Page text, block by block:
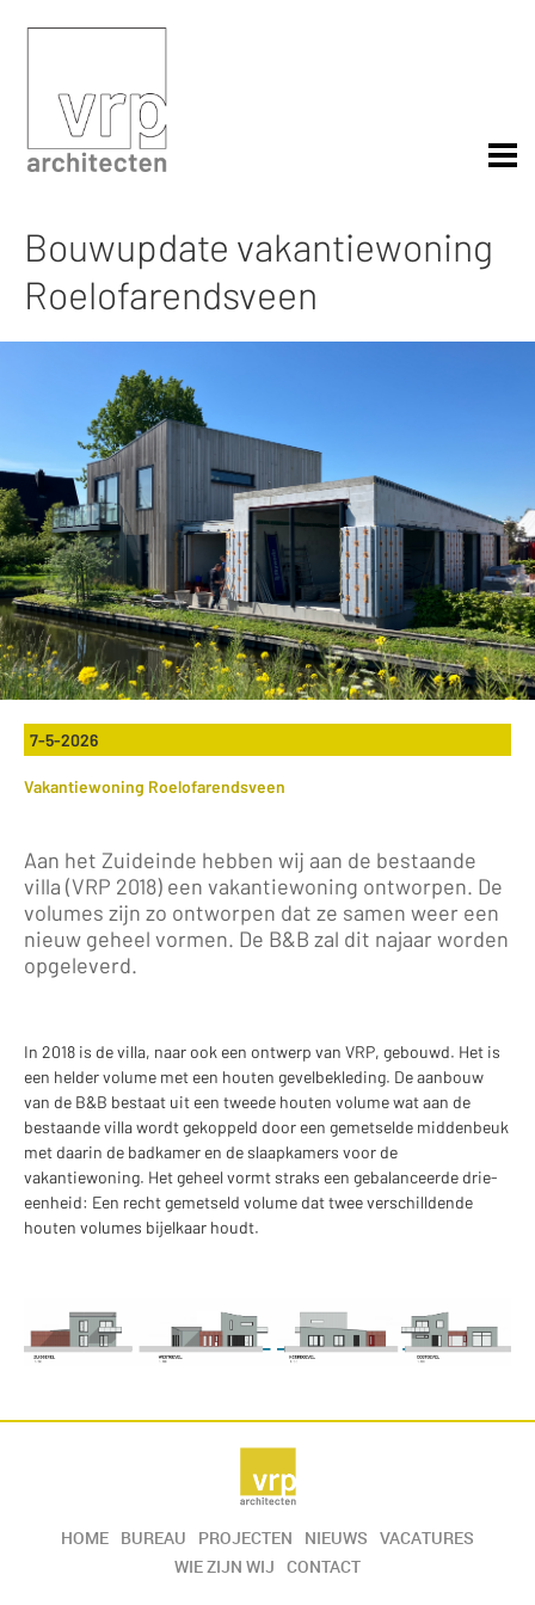
Bouwupdate vakantiewoning
Roelofarendsveen
7-5-2026
Vakantiewoning Roelofarendsveen
Aan het Zuideinde hebben wij aan de bestaande
villa (VRP 2018) een vakantiewoning ontworpen. De
volumes zijn zo ontworpen dat ze samen weer een
nieuw geheel vormen. De B&B zal dit najaar worden
opgeleverd.
In 2018 is de villa, naar ook een ontwerp van VRP, gebouwd. Het is
een helder volume met een houten gevelbekleding. De aanbouw
van de B&B bestaat uit een tweede houten volume wat aan de
bestaande villa wordt gekoppeld door een gemetselde middenbeuk
met daarin de badkamer en de slaapkamers voor de
vakantiewoning. Het geheel vormt straks een gebalanceerde drie-
eenheid: Een recht gemetseld volume dat twee verschilldende
houten volumes bijelkaar houdt.
HOME BUREAU PROJECTEN NIEUWS VACATURES
WIE ZIJN WIJ CONTACT